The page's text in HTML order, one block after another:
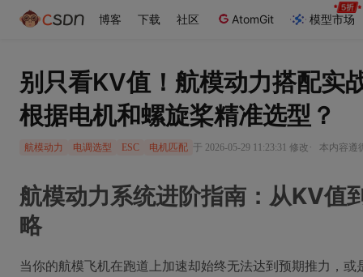
博客 下载 社区 AtomGit 模型市场
别只看KV值！航模动力搭配实
根据电机和螺旋桨精准选型？
航模动力 电调选型 ESC 电机匹配 于 2026-05-29 11:23:31 修改 · 本内容遵
航模动力系统进阶指南：从KV值
略
当你的航模飞机在跑道上加速却始终无法达到预期推力，